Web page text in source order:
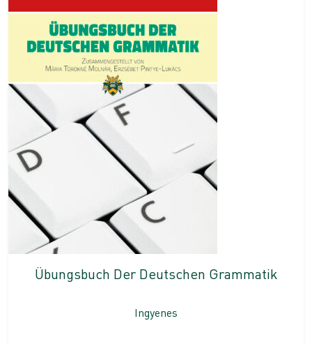
Übungsbuch Der Deutschen Grammatik
Ingyenes